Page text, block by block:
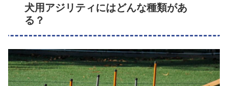
犬用アジリティにはどんな種類があ
る？